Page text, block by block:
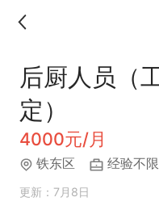
后厨人员（
定）
4000元/月
铁东区 经验不限
更新：7月8日